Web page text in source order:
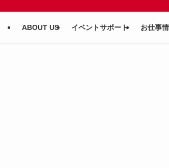
ABOUT US イベントサポート お仕事